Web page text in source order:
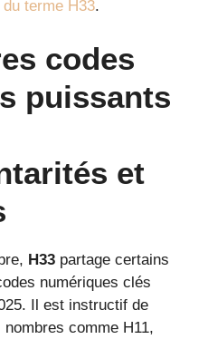
terme H33.
codes
puissants
et
H33 partage certains
numériques clés
Il est instructif de
comme H11,